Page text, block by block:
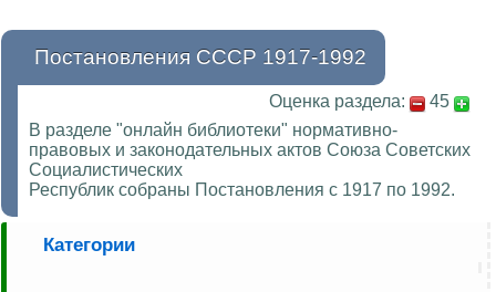
Постановления СССР 1917-1992
Оценка раздела:
45
В разделе "онлайн библиотеки" нормативно-
правовых и законодательных актов Союза Советских
Социалистических
Республик собраны Постановления с 1917 по 1992.
Категории